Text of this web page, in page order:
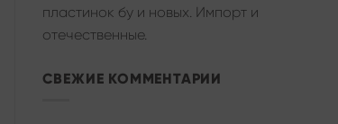
пластинок бу и новых. Импорт и
отечественные.
СВЕЖИЕ КОММЕНТАРИИ